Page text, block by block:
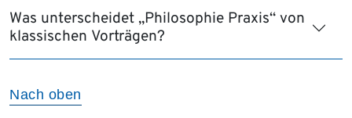
Was unterscheidet „Philosophie Praxis“ von
klassischen Vorträgen?
Nach oben